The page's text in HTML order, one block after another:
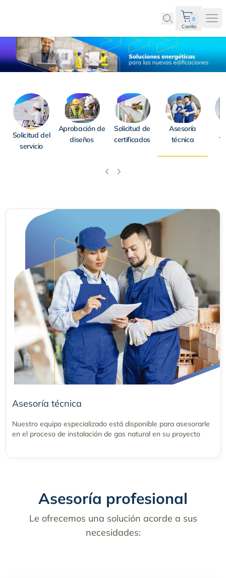
0
Carrito
Solicitud del
servicio
Aprobación de
diseños
Solicitud de
certificados
Asesoría
técnica
Asesoría técnica
Nuestro equipo especializado está disponible para asesorarle
en el proceso de instalación de gas natural en su proyecto
Asesoría profesional
Le ofrecemos una solución acorde a sus
necesidades: